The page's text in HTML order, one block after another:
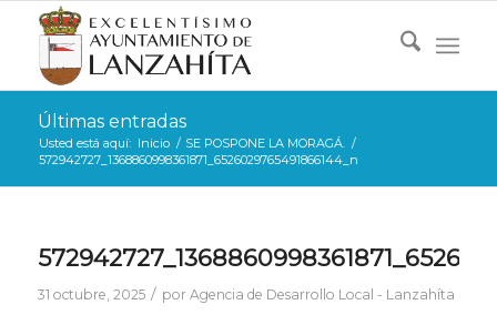
Últimas entradas
Usted está aquí: Inicio / SE POSPONE LA MORAGÁ. /
572942727_1368860998361871_6526029765491866144_n
31 octubre, 2025 / por Agencia de Desarrollo Local - Lanzahíta